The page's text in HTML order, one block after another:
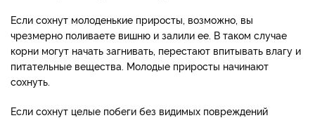
Если сохнут молоденькие приросты, возможно, вы
чрезмерно поливаете вишню и залили ее. В таком случае
корни могут начать загнивать, перестают впитывать влагу и
питательные вещества. Молодые приросты начинают
сохнуть.
Если сохнут целые побеги без видимых повреждений